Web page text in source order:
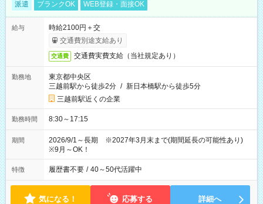
派遣 ブランクOK WEB登録・面接OK
給与
時給2100円＋交
交通費別途支給あり
交通費 交通費実費支給（当社規定あり）
勤務地
東京都中央区
三越前駅から徒歩2分 / 新日本橋駅から徒歩5分
三越前駅近くの企業
勤務時間 8:30～17:15
期間
2026/9/1～長期 ※2027年3月末まで(期間延長の可能性あり)
※9月～OK！
特徴 履歴書不要 / 40～50代活躍中
気になる！ 応募する 詳細へ